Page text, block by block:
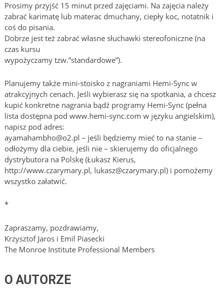
Prosimy przyjść 15 minut przed zajęciami. Na zajęcia należy
zabrać karimatę lub materac dmuchany, ciepły koc, notatnik i
coś do pisania.
Dobrze jest też zabrać własne słuchawki stereofoniczne (na
czas kursu
wypożyczamy tzw.”standardowe”).
Planujemy także mini-stoisko z nagraniami Hemi-Sync w
atrakcyjnych cenach. Jeśli wybierasz się na spotkania, a chcesz
kupić konkretne nagrania bądź programy Hemi-Sync (pełna
lista dostępna pod www.hemi-sync.com w języku angielskim),
napisz pod adres:
ayamahambho@o2.pl – jeśli będziemy mieć to na stanie –
odłożymy dla ciebie, jeśli nie – skierujemy do oficjalnego
dystrybutora na Polskę (Łukasz Kierus,
http://www.czarymary.pl, lukasz@czarymary.pl) i pomożemy
wszystko załatwić.
*
Zapraszamy, pozdrawiamy,
Krzysztof Jaros i Emil Piasecki
The Monroe Institute Professional Members
O AUTORZE